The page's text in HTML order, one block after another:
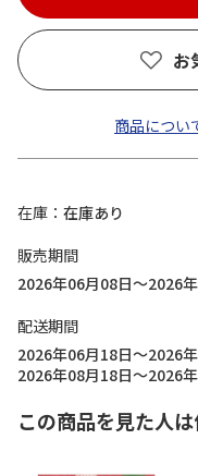
お
商品につい
在庫
在庫あり
販売期間
2026年06月08日～2026
配送期間
2026年06月18日～2026
2026年08月18日～2026
この商品を見た人